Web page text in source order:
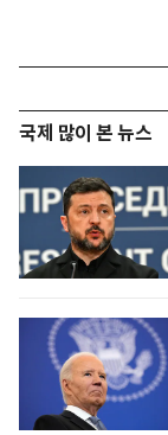
국제 많이 본 뉴스